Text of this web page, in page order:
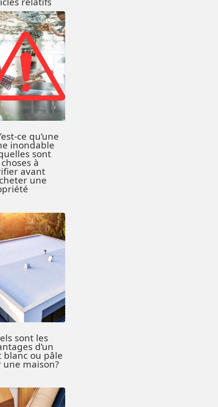
ce qu’une
inondable
sont
à
avant
une
sont les
d’un
blanc ou pâle
une maison?